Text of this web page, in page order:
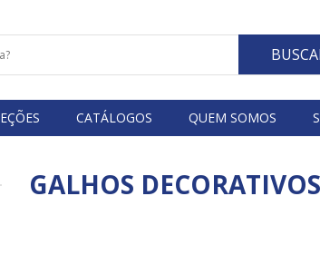
CATÁLOGOS QUEM SOMOS
GALHOS DECORATIVOS